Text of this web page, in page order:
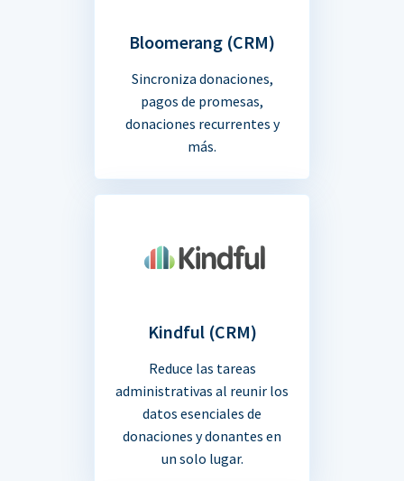
Bloomerang (CRM)
Sincroniza donaciones,
pagos de promesas,
donaciones recurrentes y
más.
Kindful (CRM)
Reduce las tareas
administrativas al reunir los
datos esenciales de
donaciones y donantes en
un solo lugar.